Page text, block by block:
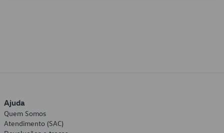
Ajuda
Quem Somos
Atendimento (SAC)